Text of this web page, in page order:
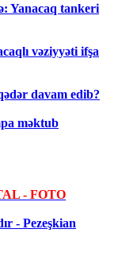
Yanacaq tankeri
vəziyyəti ifşa
davam edib?
məktub
- FOTO
- Pezeşkian